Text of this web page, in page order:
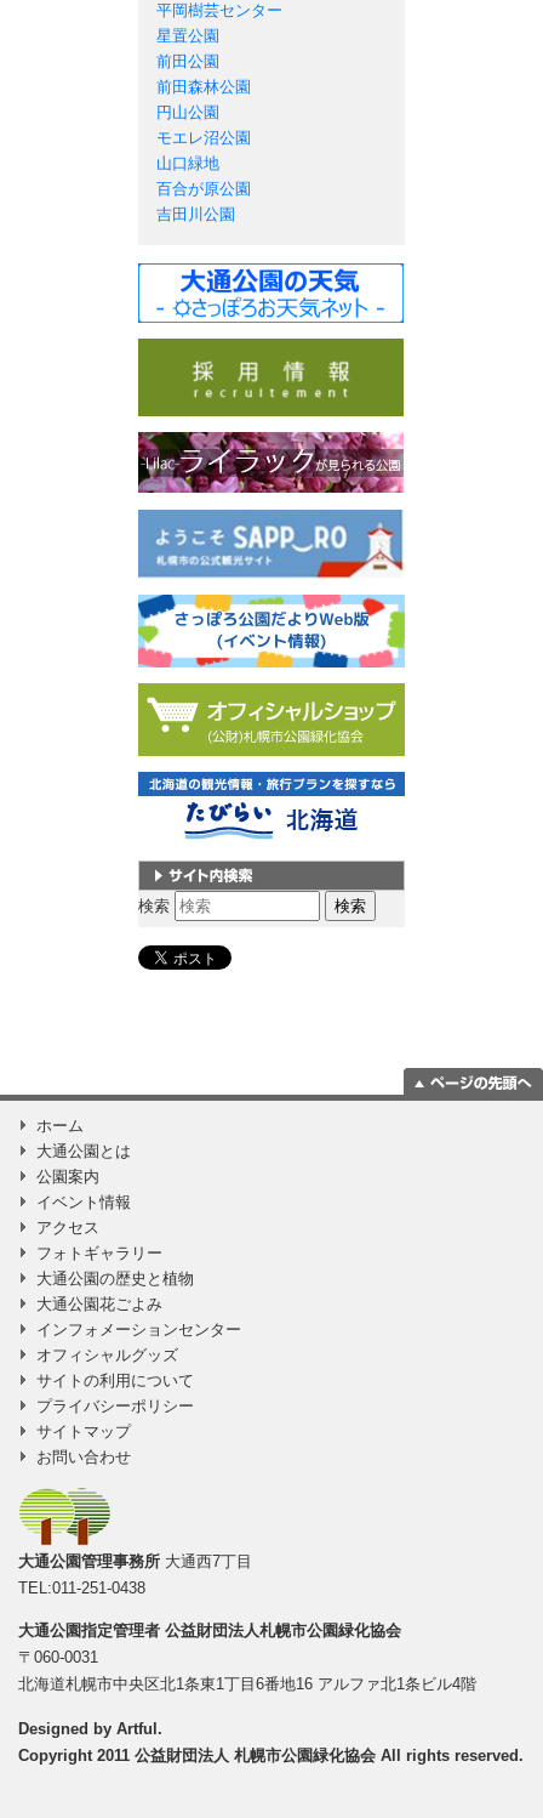
平岡樹芸センター
星置公園
前田公園
前田森林公園
円山公園
モエレ沼公園
山口緑地
百合が原公園
吉田川公園
サイト内検索
検索
ホーム
大通公園とは
公園案内
イベント情報
アクセス
フォトギャラリー
大通公園の歴史と植物
大通公園花ごよみ
インフォメーションセンター
オフィシャルグッズ
サイトの利用について
プライバシーポリシー
サイトマップ
お問い合わせ
大通公園管理事務所 大通西7丁目
TEL:011-251-0438
大通公園指定管理者 公益財団法人札幌市公園緑化協会
〒060-0031
北海道札幌市中央区北1条東1丁目6番地16 アルファ北1条ビル4階
Designed by Artful .
Copyright 2011 公益財団法人 札幌市公園緑化協会 All rights reserved.